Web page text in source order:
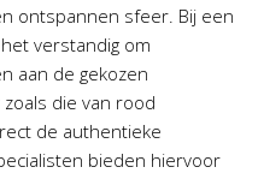
ontspannen sfeer. Bij een
verstandig om
aan de gekozen
die van rood
de authentieke
bieden hiervoor